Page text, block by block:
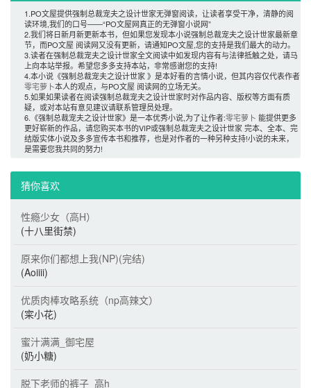
1.PO文屋提供强制总裁宠夫之设计世家无弹窗阅读，让读者享受干净，清静的阅
读环境,我们的口号——“PO文屋网真正的无弹窗小说网”
2.我们将日新月新更新本书，但如果您发现本小说强制总裁宠夫之设计世家最新章
节，而PO文屋 阅读网又没有更新，请通知PO文屋,您的支持是我们最大的动力。
3.读者在强制总裁宠夫之设计世家全文阅读中如发现内容有与法律抵触之处，请马
上向本站举报。希望您多多支持本站，非常感谢您的支持!
4.本小说《强制总裁宠夫之设计世家 》是本好看的言情小说，但其内容仅代表作者
零宅萝卜本人的观点，与PO文屋 阅读网的立场无关。
5.如果如果读者在阅读强制总裁宠夫之设计世家时对作品内容、版权等方面有质
疑，或对本站有意见建议请联系管理员处理。
6.《强制总裁宠夫之设计世家》是一本优秀小说,为了让作者:零宅萝卜 能提供更多
更好崭新的作品，请您购买本书的VIP或强制总裁宠夫之设计世家 完本、全本、完
结版实体小说及多多宣传本书和推荐，也是对作者的一种另种支持!小说的未来，
是需要您我共同的努力!
猜你喜欢
性瘾少女（高H）
(十八里街禁)
原来你们都想上我(NP)(完结)
(Aoiiii)
优质肉棒攻略系统（np高辣文）
(寀小花)
蜜汁满满_御宅屋
(奶小糖)
脱下老师的裤子_高h